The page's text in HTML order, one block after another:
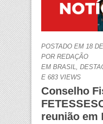
POSTADO EM 18
POR REDAÇÃO
EM BRASIL
E 683 VIEWS
Conselho
reunião em